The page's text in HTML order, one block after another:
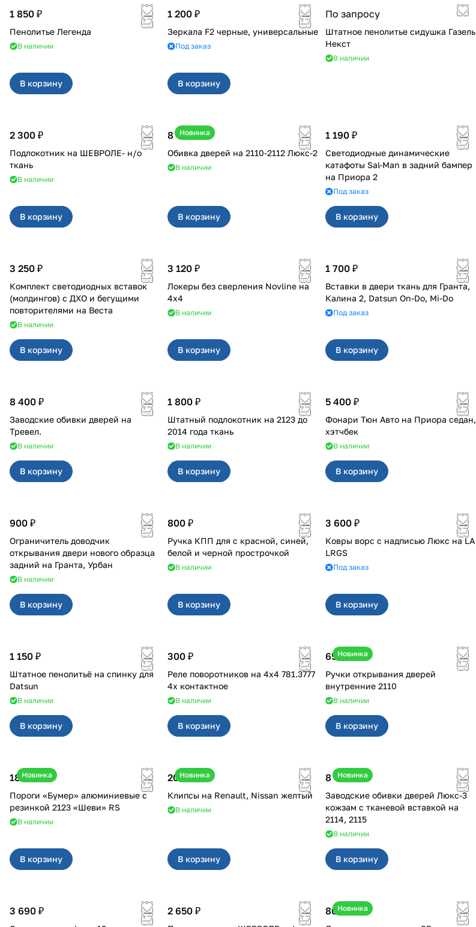
1 850 ₽
Пенолитье Легенда
В наличии
В корзину
1 200 ₽
Зеркала F2 черные, универсальные
Под заказ
В корзину
По запросу
Штатное пенолитье сидушка Газель
Некст
В наличии
2 300 ₽
Подлокотник на ШЕВРОЛЕ- н/о
ткань
В наличии
В корзину
Новинка
8 400 ₽
Обивка дверей на 2110-2112 Люкс-2
В наличии
В корзину
1 190 ₽
Светодиодные динамические
катафоты Sal-Man в задний бампер
на Приора 2
Под заказ
В корзину
3 250 ₽
Комплект светодиодных вставок
(молдингов) с ДХО и бегущими
повторителями на Веста
В наличии
В корзину
3 120 ₽
Локеры без сверления Novline на
4х4
В наличии
В корзину
1 700 ₽
Вставки в двери ткань для Гранта,
Калина 2, Datsun On-Do, Mi-Do
Под заказ
В корзину
8 400 ₽
Заводские обивки дверей на
Тревел.
В наличии
В корзину
1 800 ₽
Штатный подлокотник на 2123 до
2014 года ткань
В наличии
В корзину
5 400 ₽
Фонари Тюн Авто на Приора седан,
хэтчбек
В наличии
В корзину
900 ₽
Ограничитель доводчик
открывания двери нового образца
задний на Гранта, Урбан
В наличии
В корзину
800 ₽
Ручка КПП для с красной, синей,
белой и черной прострочкой
В наличии
В корзину
3 600 ₽
Ковры ворс с надписью Люкс на LA
LRGS
Под заказ
В корзину
1 150 ₽
Штатное пенолитьё на спинку для
Datsun
В наличии
В корзину
300 ₽
Реле поворотников на 4х4 781.3777
4х контактное
В наличии
В корзину
Новинка
650 ₽
Ручки открывания дверей
внутренние 2110
В наличии
В корзину
Новинка
18 000 ₽
Пороги «Бумер» алюминиевые с
резинкой 2123 «Шеви» RS
В наличии
В корзину
Новинка
20 ₽
Клипсы на Renault, Nissan желтый
В наличии
В корзину
Новинка
8 450 ₽
Заводские обивки дверей Люкс-3
кожзам с тканевой вставкой на
2114, 2115
В наличии
В корзину
3 690 ₽ 2 650 ₽ Новинка
800 ₽